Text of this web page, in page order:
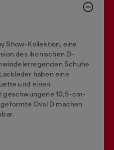
Show-Kollektion, eine
des ikonischen D-
Schuhe
haben eine
und einen
geschwungene 10,5-cm-
Oval D machen